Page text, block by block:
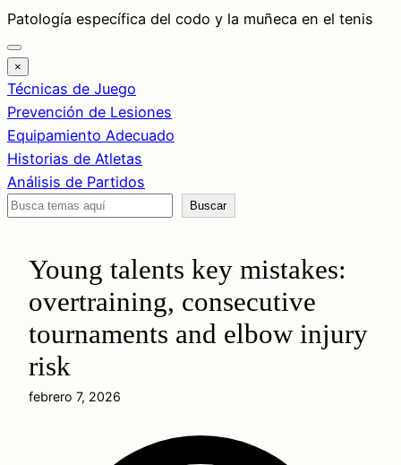
Saltar
al
contenido
Patología específica del codo y la muñeca en el tenis
×
Técnicas de Juego
Prevención de Lesiones
Equipamiento Adecuado
Historias de Atletas
Análisis de Partidos
Buscar
Buscar
Young talents key mistakes:
overtraining, consecutive
tournaments and elbow injury
risk
febrero 7, 2026